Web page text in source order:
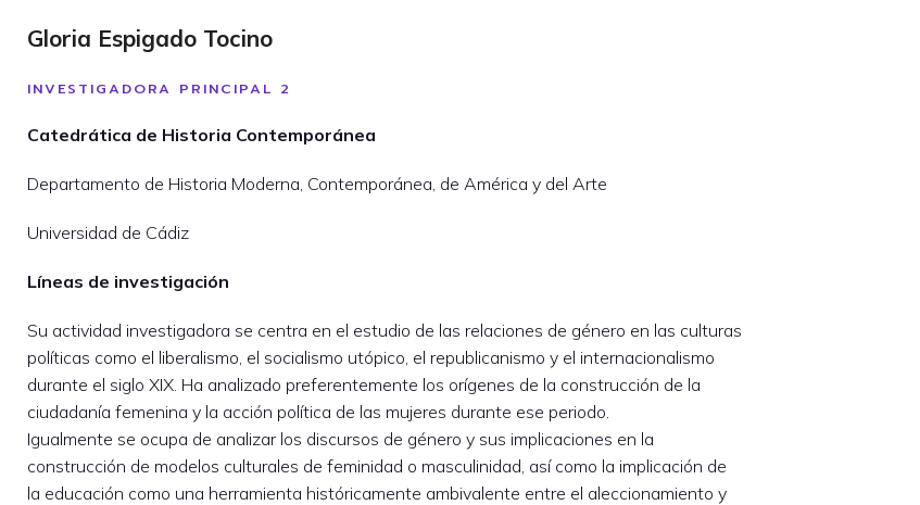
Gloria Espigado Tocino
INVESTIGADORA PRINCIPAL 2
Catedrática de Historia Contemporánea
Departamento de Historia Moderna, Contemporánea, de América y del Arte
Universidad de Cádiz
Líneas de investigación
Su actividad investigadora se centra en el estudio de las relaciones de género en las culturas
políticas como el liberalismo, el socialismo utópico, el republicanismo y el internacionalismo
durante el siglo XIX. Ha analizado preferentemente los orígenes de la construcción de la
ciudadanía femenina y la acción política de las mujeres durante ese periodo.
Igualmente se ocupa de analizar los discursos de género y sus implicaciones en la
construcción de modelos culturales de feminidad o masculinidad, así como la implicación de
la educación como una herramienta históricamente ambivalente entre el aleccionamiento y